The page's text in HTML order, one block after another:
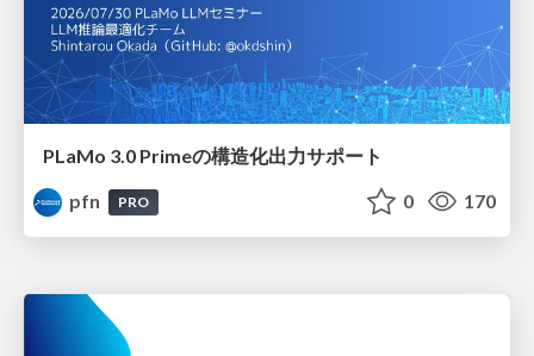
PLaMo 3.0 Primeの構造化出力サポート
pfn
PRO 0 170